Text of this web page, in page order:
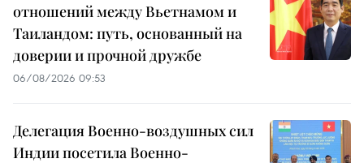
отношений между Вьетнамом и
Таиландом: путь, основанный на
доверии и прочной дружбе
06/08/2026 09:53
Делегация Военно-воздушных сил
Индии посетила Военно-